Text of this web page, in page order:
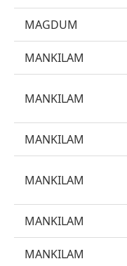
MAGDUM
MANKILAM
MANKILAM
MANKILAM
MANKILAM
MANKILAM
MANKILAM